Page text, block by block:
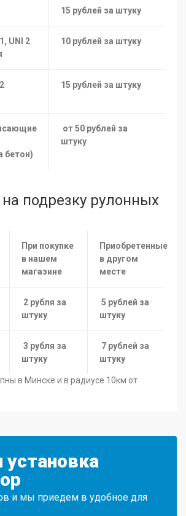
15 рублей за штуку
UNI 2
10 рублей за штуку
15 рублей за штуку
бетон)
от 50 рублей за
штуку
подрезку рулонных
При покупке
в нашем
магазине
Приобретенные
в другом
месте
2 рубля за
штуку
5 рублей за
штуку
3 рубля за
штуку
7 рублей за
штуку
в Минске и в радиусе 10км от
установка
и мы приедем в удобное для